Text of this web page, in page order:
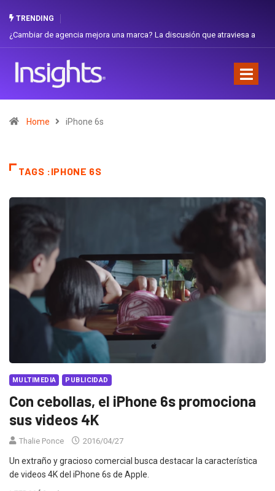
TRENDING
a
Gabriela Herrera y el arte de cambiarse el sombrero en
Home iPhone 6s
TAGS :IPHONE 6S
MULTIMEDIA PUBLICIDAD
Con cebollas, el iPhone 6s promociona
sus videos 4K
Thalie Ponce 2016/04/27
Un extraño y gracioso comercial busca destacar la característica
de videos 4K del iPhone 6s de Apple.